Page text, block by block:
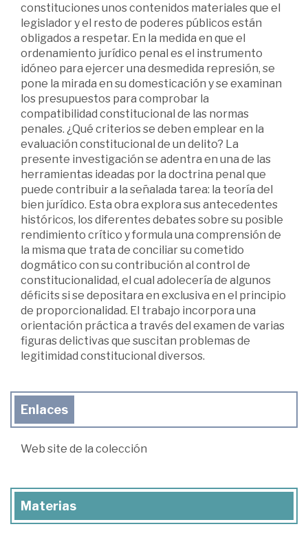
constituciones unos contenidos materiales que el
legislador y el resto de poderes públicos están
obligados a respetar. En la medida en que el
ordenamiento jurídico penal es el instrumento
idóneo para ejercer una desmedida represión, se
pone la mirada en su domesticación y se examinan
los presupuestos para comprobar la
compatibilidad constitucional de las normas
penales. ¿Qué criterios se deben emplear en la
evaluación constitucional de un delito? La
presente investigación se adentra en una de las
herramientas ideadas por la doctrina penal que
puede contribuir a la señalada tarea: la teoría del
bien jurídico. Esta obra explora sus antecedentes
históricos, los diferentes debates sobre su posible
rendimiento crítico y formula una comprensión de
la misma que trata de conciliar su cometido
dogmático con su contribución al control de
constitucionalidad, el cual adolecería de algunos
déficits si se depositara en exclusiva en el principio
de proporcionalidad. El trabajo incorpora una
orientación práctica a través del examen de varias
figuras delictivas que suscitan problemas de
legitimidad constitucional diversos.
Enlaces
Web site de la colección
Materias